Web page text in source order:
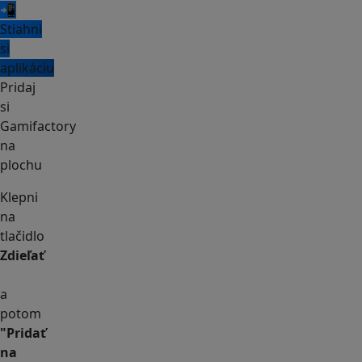
📲
Stiahni
si
aplikáciu
Pridaj
si
Gamifactory
na
plochu
Klepni
na
tlačidlo
Zdieľať
a
potom
"Pridať
na